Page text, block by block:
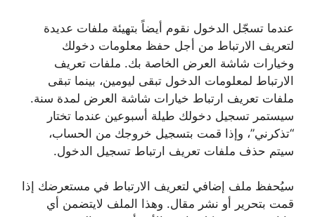
عندما تسجّل الدخول نقوم أيضاً بتهيئة ملفات عديدة
لتعريف الارتباط من أجل حفظ معلومات دخولك
وخيارات شاشة العرض الخاصة بك. ملفات تعريف
الارتباط لمعلومات الدخول تبقى ليومين، بينما تبقى
ملفات تعريف ارتباط خيارات شاشة العرض لمدة سنة.
سيستمر تسجيل دخولك طيلة أسبوعين عندما تختار
“تذكرني”، وإذا قمت بتسجيل خروجك من الحساب،
سيتم حذف ملفات تعريف ارتباط تسجيل الدخول.
سيُحفظ ملف إضافي لتعريف الارتباط في مستعرضك إذا
قمت بتحرير أو نشر مقال. وهذا الملف لايتضمن أي